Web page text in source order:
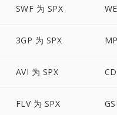
SWF 为 SPX
3GP 为 SPX
AVI 为 SPX
FLV 为 SPX